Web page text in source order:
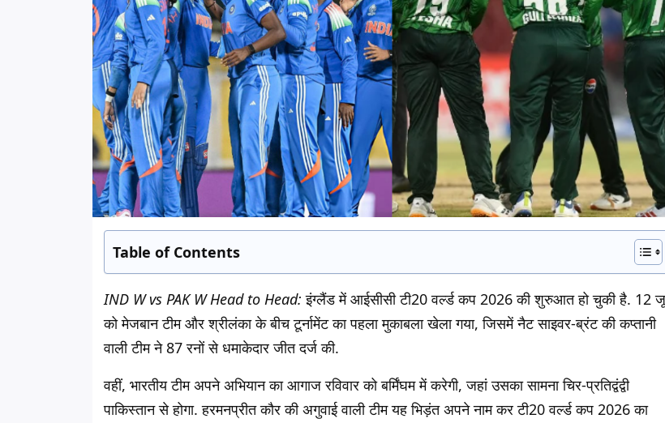
Table of Contents
IND W vs PAK W Head to Head:इंग्लैंड में आईसीसी टी20 वर्ल्ड कप 2026 की शुरुआत हो चुकी है. 12
को मेजबान टीम और श्रीलंका के बीच टूर्नामेंट का पहला मुकाबला खेला गया, जिसमें नैट साइवर-ब्रंट की कप्तानी
वाली टीम ने 87 रनों से धमाकेदार जीत दर्ज की.
वहीं, भारतीय टीम अपने अभियान का आगाज रविवार को बर्मिंघम में करेगी, जहां उसका सामना चिर-प्रतिद्वंद्वी
पाकिस्तान से होगा. हरमनप्रीत कौर की अगुवाई वाली टीम यह भिड़ंत अपने नाम कर टी20 वर्ल्ड कप 2026 का